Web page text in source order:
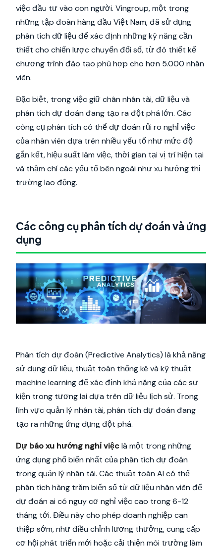
việc đầu tư vào con người. Vingroup, một trong
những tập đoàn hàng đầu Việt Nam, đã sử dụng
phân tích dữ liệu để xác định những kỹ năng cần
thiết cho chiến lược chuyển đổi số, từ đó thiết kế
chương trình đào tạo phù hợp cho hơn 5.000 nhân
viên.
Đặc biệt, trong việc giữ chân nhân tài, dữ liệu và
phân tích dự đoán đang tạo ra đột phá lớn. Các
công cụ phân tích có thể dự đoán rủi ro nghỉ việc
của nhân viên dựa trên nhiều yếu tố như mức độ
gắn kết, hiệu suất làm việc, thời gian tại vị trí hiện tại
và thậm chí các yếu tố bên ngoài như xu hướng thị
trường lao động.
Các công cụ phân tích dự đoán và ứng
dụng
Phân tích dự đoán (Predictive Analytics) là khả năng
sử dụng dữ liệu, thuật toán thống kê và kỹ thuật
machine learning để xác định khả năng của các sự
kiện trong tương lai dựa trên dữ liệu lịch sử. Trong
lĩnh vực quản lý nhân tài, phân tích dự đoán đang
tạo ra những ứng dụng đột phá.
Dự báo xu hướng nghỉ việclà một trong những
ứng dụng phổ biến nhất của phân tích dự đoán
trong quản lý nhân tài. Các thuật toán AI có thể
phân tích hàng trăm biến số từ dữ liệu nhân viên để
dự đoán ai có nguy cơ nghỉ việc cao trong 6-12
tháng tới. Điều này cho phép doanh nghiệp can
thiệp sớm, như điều chỉnh lương thưởng, cung cấp
cơ hội phát triển mới hoặc cải thiện môi trường làm